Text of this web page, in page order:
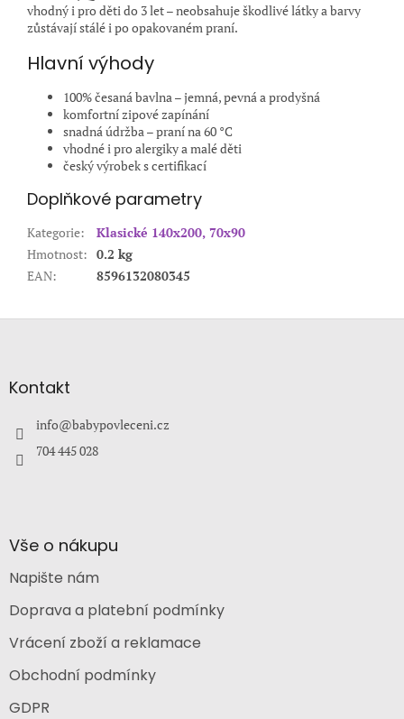
vhodný i pro děti do 3 let – neobsahuje škodlivé látky a barvy
zůstávají stálé i po opakovaném praní.
Hlavní výhody
100% česaná bavlna – jemná, pevná a prodyšná
komfortní zipové zapínání
snadná údržba – praní na 60 °C
vhodné i pro alergiky a malé děti
český výrobek s certifikací
Doplňkové parametry
Kategorie:
Klasické 140x200, 70x90
Hmotnost: 0.2 kg
EAN: 8596132080345
aKontakt
info@babypovleceni.cz
704 445 028
Vše o nákupu
Napište nám
Doprava a platební podmínky
Vrácení zboží a reklamace
Obchodní podmínky
GDPR